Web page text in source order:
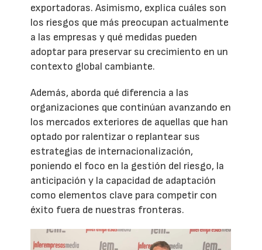
exportadoras. Asimismo, explica cuáles son
los riesgos que más preocupan actualmente
a las empresas y qué medidas pueden
adoptar para preservar su crecimiento en un
contexto global cambiante.
Además, aborda qué diferencia a las
organizaciones que continúan avanzando en
los mercados exteriores de aquellas que han
optado por ralentizar o replantear sus
estrategias de internacionalización,
poniendo el foco en la gestión del riesgo, la
anticipación y la capacidad de adaptación
como elementos clave para competir con
éxito fuera de nuestras fronteras.